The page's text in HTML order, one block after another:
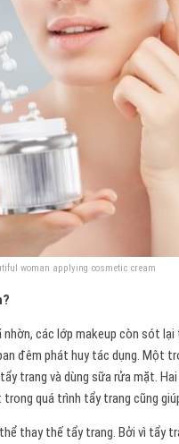
woman applying cosmetic cream
các lớp makeup còn sót
đêm phát huy tác dụng. Một
trang và dùng sữa rửa mặt.
quá trình tẩy trang cũng
thay thế tẩy trang. Bởi vì tẩy